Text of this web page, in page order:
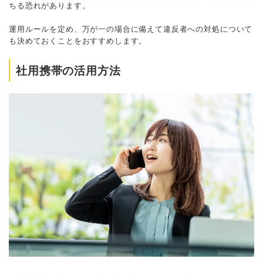
ちる恐れがあります。
運用ルールを定め、万が一の場合に備えて違反者への対処について
も決めておくことをおすすめします。
社用携帯の活用方法